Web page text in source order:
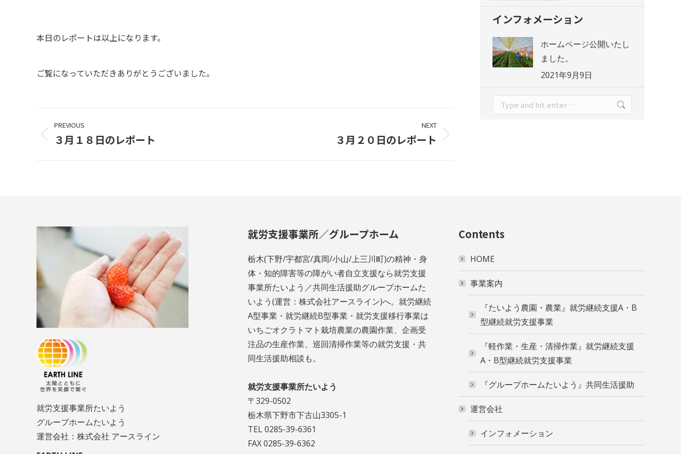
本日のレポートは以上になります。
ご覧になっていただきありがとうございました。
Project
navigation
PREVIOUS
Previous
３月１８日のレポート
NEXT
３月２０日のレポート
インフォメーション
ホームページ公開いたし
ました。
2021年9月9日
Search:
就労支援事業所たいよう
グループホームたいよう
運営会社：株式会社 アースライン
就労支援事業所／グループホーム
栃木(下野/宇都宮/真岡/小山/上三川町)の精神・身
体・知的障害等の障がい者自立支援なら就労支援
事業所たいよう／共同生活援助グループホームた
いよう(運営：株式会社アースライン)へ。就労継続
A型事業・就労継続B型事業・就労支援移行事業は
いちごオクラトマト栽培農業の農園作業、企画受
注品の生産作業、巡回清掃作業等の就労支援・共
同生活援助相談も。
就労支援事業所たいよう
〒329-0502
栃木県下野市下古山3305-1
TEL 0285-39-6361
FAX 0285-39-6362
Contents
HOME
事業案内
『たいよう農園・農業』就労継続支援A・B
型継続就労支援事業
『軽作業・生産・清掃作業』就労継続支援
A・B型継続就労支援事業
『グループホームたいよう』共同生活援助
運営会社
インフォメーション